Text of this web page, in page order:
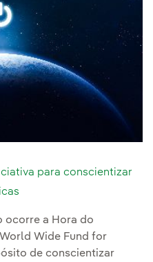
para conscientizar
ocorre a Hora do
Wide Fund for
de conscientizar